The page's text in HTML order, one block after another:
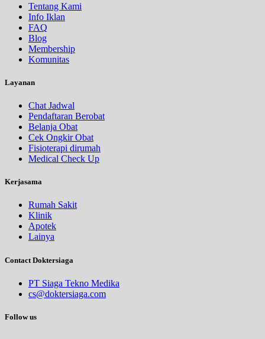
Tentang Kami
Info Iklan
FAQ
Blog
Membership
Komunitas
Layanan
Chat Jadwal
Pendaftaran Berobat
Belanja Obat
Cek Ongkir Obat
Fisioterapi dirumah
Medical Check Up
Kerjasama
Rumah Sakit
Klinik
Apotek
Lainya
Contact Doktersiaga
PT Siaga Tekno Medika
cs@doktersiaga.com
Follow us